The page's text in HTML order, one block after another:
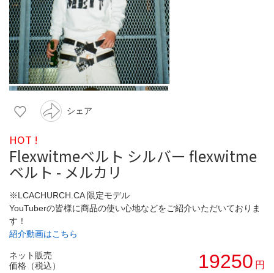
シェア
HOT !
Flexwitmeベルト シルバー flexwitme
ベルト - メルカリ
※LCACHURCH.CA 限定モデル
YouTuberの皆様に商品の使い心地などをご紹介いただいておりま
す！
紹介動画はこちら
ネット販売
価格（税込）
19250 円